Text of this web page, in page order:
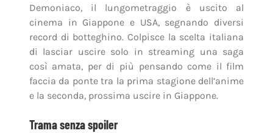
Demoniaco, il lungometraggio è uscito al
cinema in Giappone e USA, segnando diversi
record di botteghino. Colpisce la scelta italiana
di lasciar uscire solo in streaming una saga
così amata, per di più pensando come il film
faccia da ponte tra la prima stagione dell’anime
e la seconda, prossima uscire in Giappone.
Trama senza spoiler